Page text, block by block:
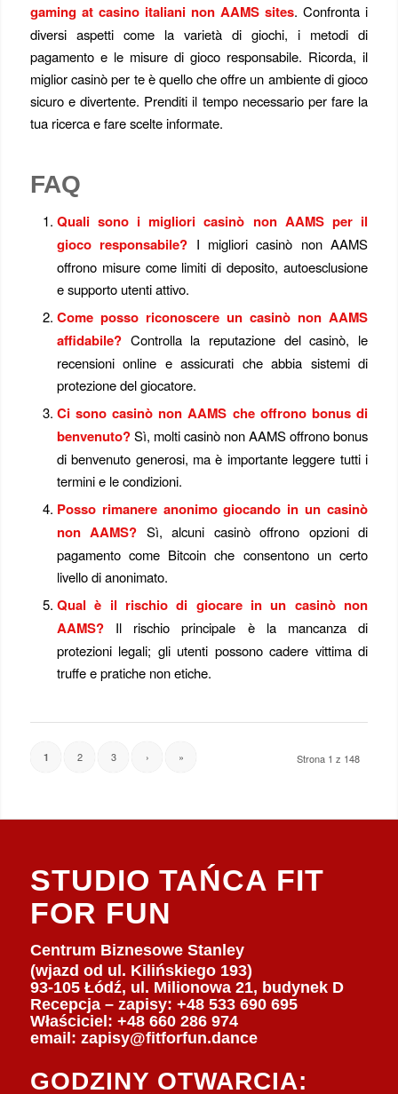
gaming at casino italiani non AAMS sites. Confronta i
diversi aspetti come la varietà di giochi, i metodi di
pagamento e le misure di gioco responsabile. Ricorda, il
miglior casinò per te è quello che offre un ambiente di gioco
sicuro e divertente. Prenditi il tempo necessario per fare la
tua ricerca e fare scelte informate.
FAQ
Quali sono i migliori casinò non AAMS per il
gioco responsabile? I migliori casinò non AAMS
offrono misure come limiti di deposito, autoesclusione
e supporto utenti attivo.
Come posso riconoscere un casinò non AAMS
affidabile?Controlla la reputazione del casinò, le
recensioni online e assicurati che abbia sistemi di
protezione del giocatore.
Ci sono casinò non AAMS che offrono bonus di
benvenuto?Sì, molti casinò non AAMS offrono bonus
di benvenuto generosi, ma è importante leggere tutti i
termini e le condizioni.
Posso rimanere anonimo giocando in un casinò
non AAMS? Sì, alcuni casinò offrono opzioni di
pagamento come Bitcoin che consentono un certo
livello di anonimato.
Qual è il rischio di giocare in un casinò non
AAMS?Il rischio principale è la mancanza di
protezioni legali; gli utenti possono cadere vittima di
truffe e pratiche non etiche.
Strona 1 z 148
1 2 3 › »
STUDIO TAŃCA FIT
FOR FUN
Centrum Biznesowe Stanley
(wjazd od ul. Kilińskiego 193)
93-105 Łódź, ul. Milionowa 21, budynek D
Recepcja – zapisy: +48 533 690 695
Właściciel: +48 660 286 974
email: zapisy@fitforfun.dance
GODZINY OTWARCIA: